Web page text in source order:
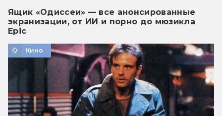
Ящик «Одиссеи» — все анонсированные
экранизации, от ИИ и порно до мюзикла
Epic
Кино